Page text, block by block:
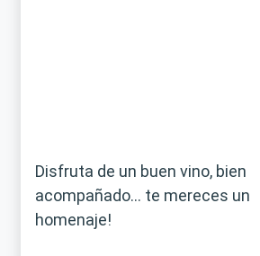
Disfruta de un buen vino, bien
acompañado… te mereces un
homenaje!